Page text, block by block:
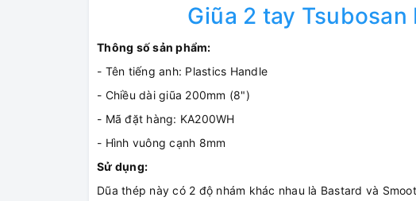
Giũa 2 tay
Thông số sản phẩm:
- Tên tiếng anh: Plastics Handle
- Chiều dài giũa 200mm (8")
- Mã đặt hàng: KA200WH
- Hình vuông cạnh 8mm
Sử dụng:
Dũa thép này có 2 độ nhám khác nhau là Bastard và